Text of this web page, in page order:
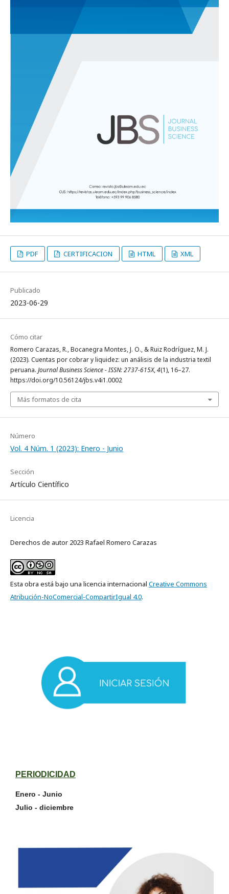
PDF CERTIFICACION HTML XML
Publicado
2023-06-29
Cómo citar
Romero Carazas, R., Bocanegra Montes, J. O., & Ruiz Rodríguez, M. J.
(2023). Cuentas por cobrar y liquidez: un análisis de la industria textil
peruana. Journal Business Science - ISSN: 2737-615X,4(1), 16–27.
https://doi.org/10.56124/jbs.v4i1.0002
Más formatos de cita
Número
Vol. 4 Núm. 1 (2023): Enero - Junio
Sección
Artículo Científico
Licencia
Derechos de autor 2023 Rafael Romero Carazas
Esta obra está bajo una licencia internacional Creative Commons
Atribución-NoComercial-CompartirIgual 4.0.
PERIODICIDAD
Enero - Junio
Julio - diciembre